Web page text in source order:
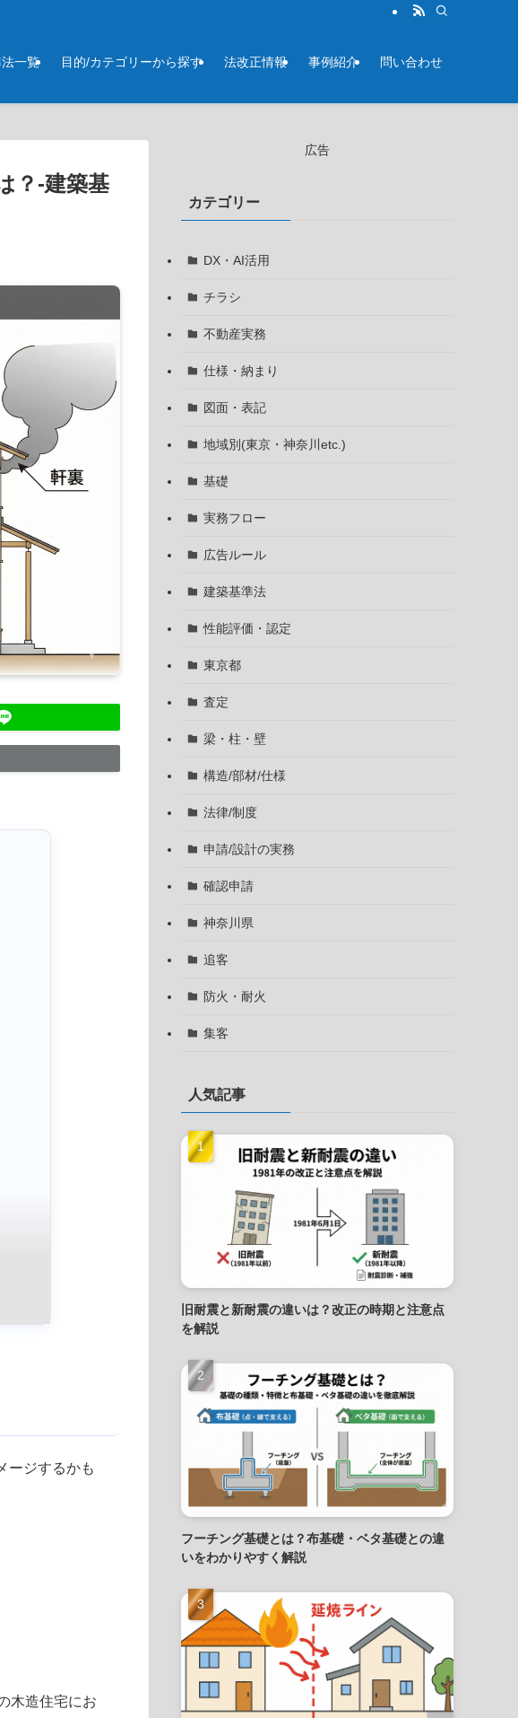
一覧 目的/カテゴリーから探す 法改正情報 事例紹介 問い合わせ
？-建築基
ージするかも
木造住宅にお
広告
カテゴリー
DX・AI活用
チラシ
不動産実務
仕様・納まり
図面・表記
地域別(東京・神奈川etc.)
基礎
実務フロー
広告ルール
建築基準法
性能評価・認定
東京都
査定
梁・柱・壁
構造/部材/仕様
法律/制度
申請/設計の実務
確認申請
神奈川県
追客
防火・耐火
集客
人気記事
旧耐震と新耐震の違いは？改正の時期と注意点
を解説
フーチング基礎とは？布基礎・ベタ基礎との違
いをわかりやすく解説